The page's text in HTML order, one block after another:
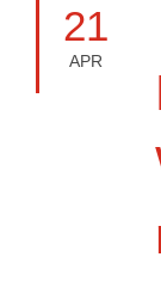
21
APR